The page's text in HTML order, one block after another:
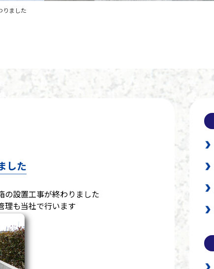
りました
した
の設置工事が終わりました
理も当社で行います